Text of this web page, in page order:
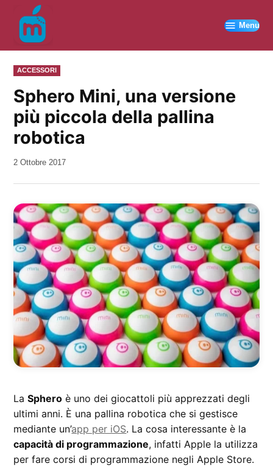
contenuto
Menu
PUBBLICATO
IN
ACCESSORI
Sphero Mini, una versione
più piccola della pallina
robotica
da
2 Ottobre 2017
LaSphero è uno dei giocattoli più apprezzati degli
ultimi anni. È una pallina robotica che si gestisce
mediante un’app per iOS. La cosa interessante è la
capacità di programmazione, infatti Apple la utilizza
per fare corsi di programmazione negli Apple Store.